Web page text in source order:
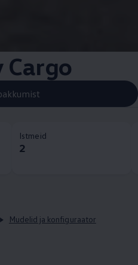
Cargo
Istmeid
2
Mudelid ja konfiguraator